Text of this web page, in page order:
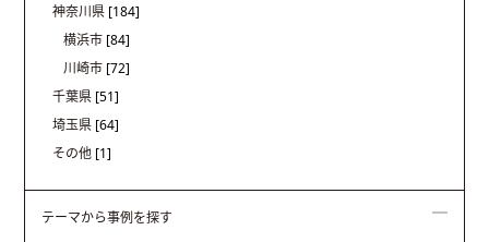
神奈川県 [184]
横浜市 [84]
川崎市 [72]
千葉県 [51]
埼玉県 [64]
その他 [1]
テーマから事例を探す